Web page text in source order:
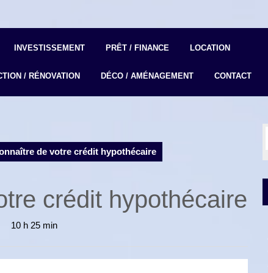
INVESTISSEMENT PRÊT / FINANCE LOCATION
/ RÉNOVATION DÉCO / AMÉNAGEMENT CONTACT
de votre crédit hypothécaire
crédit hypothécaire
10 h 25 min